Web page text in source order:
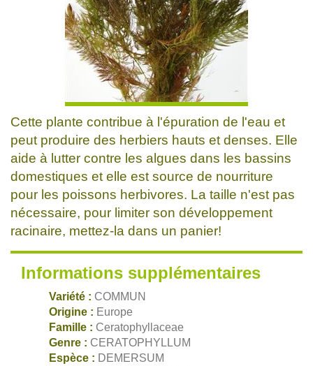
Cette plante contribue à l'épuration de l'eau et
peut produire des herbiers hauts et denses. Elle
aide à lutter contre les algues dans les bassins
domestiques et elle est source de nourriture
pour les poissons herbivores. La taille n'est pas
nécessaire, pour limiter son développement
racinaire, mettez-la dans un panier!
Informations supplémentaires
Variété : COMMUN
Origine : Europe
Famille : Ceratophyllaceae
Genre : CERATOPHYLLUM
Espèce : DEMERSUM